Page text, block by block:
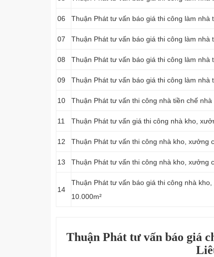
06 Thuận Phát tư vấn báo giá thi công làm nhà
07 Thuận Phát tư vấn báo giá thi công làm nhà
08 Thuận Phát tư vấn báo giá thi công làm nhà
09 Thuận Phát tư vấn báo giá thi công làm nhà
10 Thuận Phát tư vấn thi công nhà tiền chế
11 Thuận Phát tư vấn giá thi công nhà kho,
12 Thuận Phát tư vấn thi công nhà kho, xưởng
13 Thuận Phát tư vấn thi công nhà kho, xưởng
14
Thuận Phát tư vấn báo giá thi công nhà
10.000m²
Thuận Phát tư vấn báo giá